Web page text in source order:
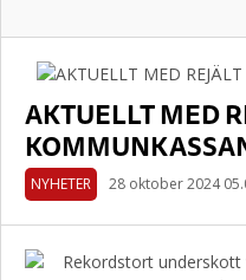
AKTUELLT MED
NYHETER 28 oktober 2024